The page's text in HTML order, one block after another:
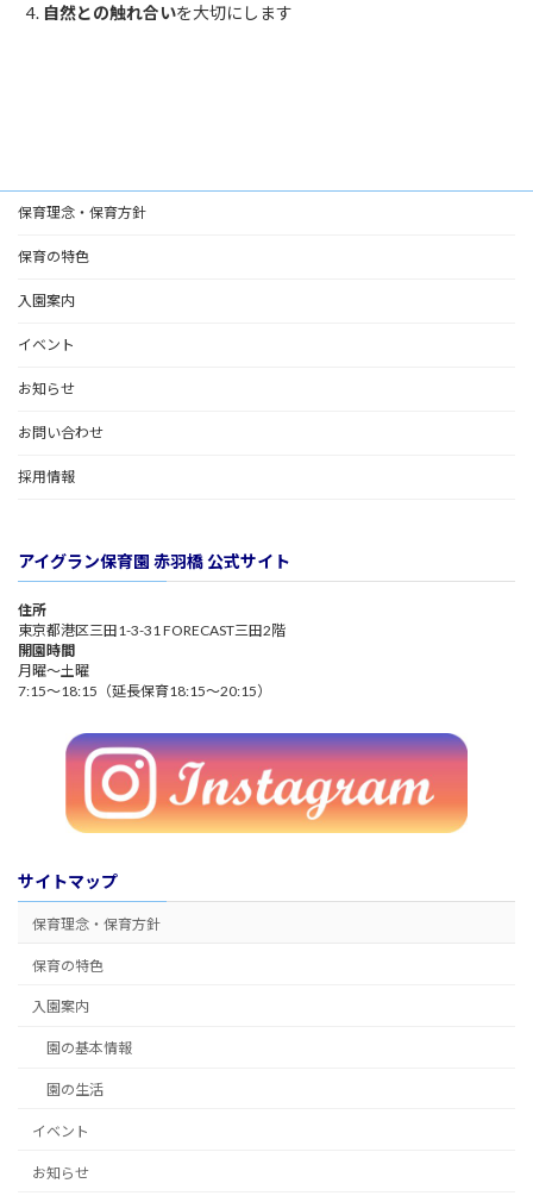
自然との触れ合いを大切にします
保育理念・保育方針
保育の特色
入園案内
イベント
お知らせ
お問い合わせ
採用情報
アイグラン保育園 赤羽橋 公式サイト
住所
東京都港区三田1-3-31 FORECAST三田2階
開園時間
月曜～土曜
7:15～18:15（延長保育18:15～20:15）
サイトマップ
保育理念・保育方針
保育の特色
入園案内
園の基本情報
園の生活
イベント
お知らせ